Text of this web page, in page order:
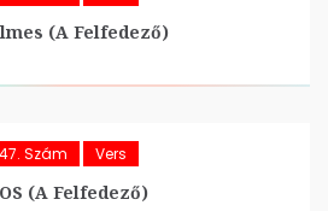
(A Felfedező)
Szám Vers
(A Felfedező)